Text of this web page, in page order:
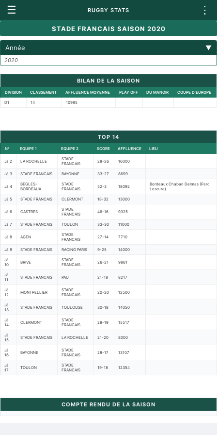
☰ RUGBY STATS ⋮
STADE FRANCAIS SAISON 2020
Année ▼
2020
BILAN DE LA SAISON
DIVISION CLASSEMENT AFFLUENCE MOYENNE PLAY OFF DU MANOIR COUPE D'EUROPE
D1 14 10995
TOP 14
N° EQUIPE 1 EQUIPE 2 SCORE AFFLUENCE LIEU
Jà 2 LA ROCHELLE
STADE
FRANCAIS
28-26 16000
Jà 3 STADE FRANCAIS BAYONNE 33-27 8699
Jà 4
BEGLES-
BORDEAUX
STADE
FRANCAIS
52-3 18092
Bordeaux Chaban Delmas (Parc
Lescure)
Jà 5 STADE FRANCAIS CLERMONT 18-32 13000
Jà 6 CASTRES
STADE
FRANCAIS
46-16 9325
Jà 7 STADE FRANCAIS TOULON 33-30 11000
Jà 8 AGEN
STADE
FRANCAIS
27-14 7710
Jà 9 STADE FRANCAIS RACING PARIS 9-25 14000
Jà
10
BRIVE
STADE
FRANCAIS
26-21 9861
Jà
11
STADE FRANCAIS PAU 21-18 8217
Jà
12
MONTPELLIER
STADE
FRANCAIS
20-20 12500
Jà
13
STADE FRANCAIS TOULOUSE 30-18 14050
Jà
14
CLERMONT
STADE
FRANCAIS
29-19 15517
Jà
15
STADE FRANCAIS LA ROCHELLE 21-20 8000
Jà
16
BAYONNE
STADE
FRANCAIS
28-17 13107
Jà
17
TOULON
STADE
FRANCAIS
19-18 12354
COMPTE RENDU DE LA SAISON